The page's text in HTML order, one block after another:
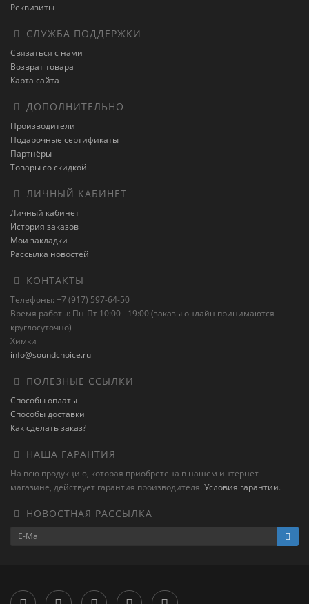
Реквизиты
СЛУЖБА ПОДДЕРЖКИ
Связаться с нами
Возврат товара
Карта сайта
ДОПОЛНИТЕЛЬНО
Производители
Подарочные сертификаты
Партнёры
Товары со скидкой
ЛИЧНЫЙ КАБИНЕТ
Личный кабинет
История заказов
Мои закладки
Рассылка новостей
КОНТАКТЫ
Телефоны: +7 (917) 597-64-50
Время работы: Пн-Пт 10:00 - 19:00 (заказы онлайн принимаются
круглосуточно)
Химки
info@soundchoice.ru
ПОЛЕЗНЫЕ ССЫЛКИ
Способы оплаты
Способы доставки
Как сделать заказ?
НАША ГАРАНТИЯ
На всю продукцию, которая приобретена в нашем интернет-
магазине, действует гарантия производителя. Условия гарантии.
НОВОСТНАЯ РАССЫЛКА